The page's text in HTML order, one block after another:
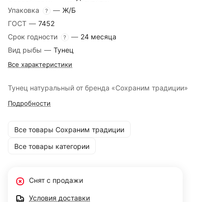
Упаковка
? — Ж/Б
ГОСТ — 7452
Срок годности
? — 24 месяца
Вид рыбы — Тунец
Все характеристики
Тунец натуральный от бренда «Сохраним традиции»
Подробности
Все товары Сохраним традиции
Все товары категории
Снят с продажи
Условия доставки